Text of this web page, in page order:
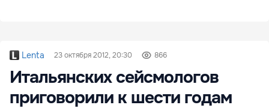
Lenta 23 октября 2012, 20:30 866
Итальянских сейсмологов
приговорили к шести годам